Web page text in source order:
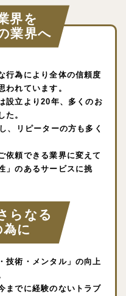
界を
業界へ
行為により全体の信頼度
われています。
設立より20年、多くのお
た。
、リピーターの方も多く
依頼できる業界に変えて
」のあるサービスに挑
らなる
に
技術・メンタル」の向上
までに経験のないトラブ